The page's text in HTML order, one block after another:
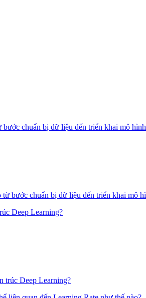
chuẩn bị dữ liệu đến triển khai mô hình
Deep Learning?